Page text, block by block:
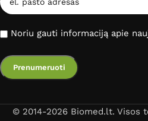
Noriu gauti informaciją apie
© 2014-2026 Biomed.lt. Visos